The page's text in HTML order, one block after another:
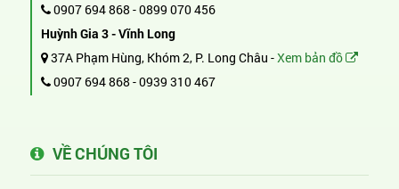
0907 694 868 -0899 070 456
Huỳnh Gia 3 - Vĩnh Long
37A Phạm Hùng, Khóm 2, P. Long Châu -Xem bản đồ
0907 694 868 -0939 310 467
VỀ CHÚNG TÔI